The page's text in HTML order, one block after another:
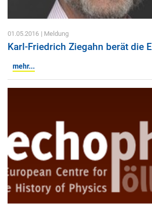
01.05.2016 | Meldung
Karl-Friedrich Ziegahn berät die
mehr...